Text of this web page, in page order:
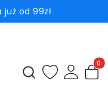
od 99zł
Otwórz